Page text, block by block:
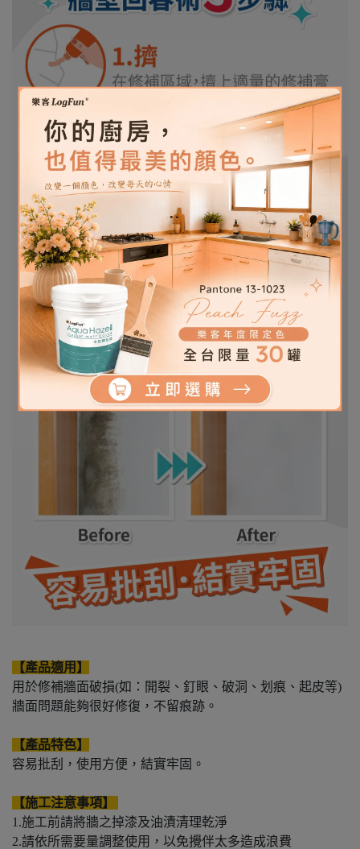
【產品適用】
用於修補牆面破損(如：開裂、釘眼、破洞、划痕、起皮等)
牆面問題能夠很好修復，不留痕跡。
【產品特色】
容易批刮，使用方便，結實牢固。
【施工注意事項】
1.施工前請將牆之掉漆及油漬清理乾淨
2.請依所需要量調整使用，以免攪伴太多造成浪費